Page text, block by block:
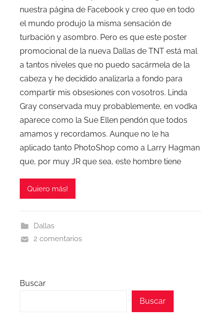
nuestra página de Facebook y creo que en todo
el mundo produjo la misma sensación de
turbación y asombro. Pero es que este poster
promocional de la nueva Dallas de TNT está mal
a tantos niveles que no puedo sacármela de la
cabeza y he decidido analizarla a fondo para
compartir mis obsesiones con vosotros. Linda
Gray conservada muy probablemente, en vodka
aparece como la Sue Ellen pendón que todos
amamos y recordamos. Aunque no le ha
aplicado tanto PhotoShop como a Larry Hagman
que, por muy JR que sea, este hombre tiene
Quiero más!
Dallas
2 comentarios
Buscar
Buscar